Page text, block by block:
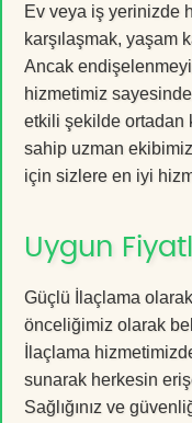
Ev veya iş yerinizde
karşılaşmak, yaşam
Ancak
hizmetimiz
etkili şekilde ortadan
sahip uzman
için sizlere en iyi
Uygun
Güçlü İlaçlama
önceliğimiz olarak
İlaçlama
sunarak herkesin
Sağlığınız ve